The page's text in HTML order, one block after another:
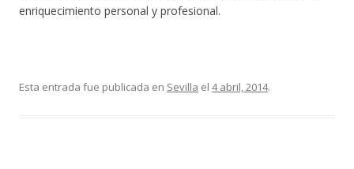
enriquecimiento personal y profesional.
Esta entrada fue publicada en Sevilla el 4 abril, 2014.